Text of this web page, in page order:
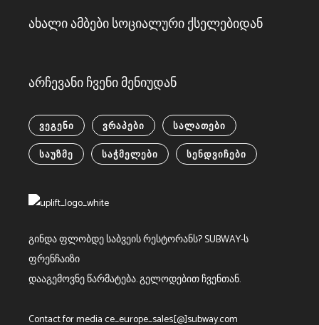
ახალი ამბები სოციალური ქსელებიდან
არჩევანი ჩვენი მენიუდან
ᲕᲔᲒᲔᲜᲘ ᲕᲠᲐᲞᲔᲑᲘ
ᲡᲐᲚᲐᲗᲔᲑᲘ
ᲡᲐᲣᲖᲛᲔ
ᲡᲐᲭᲛᲔᲚᲔᲑᲘ ᲡᲔᲜᲓᲕᲘᲩᲔᲑᲘ
გინდა ფლობდე საბვეის რესტორანს?SUBWAY-ს
ფრენჩაიზი
დააგემოვნე წარმატება. გელოდებით ჩვენთან.
Contact for media ce_europe_sales[@]subway.com